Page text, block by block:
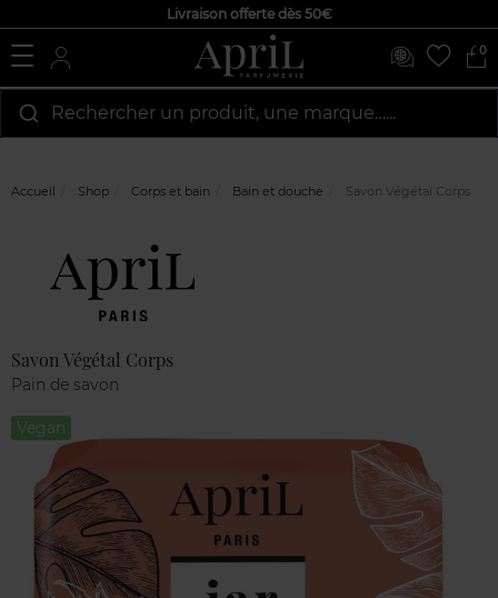
Livraison offerte dès 50€
0
Rechercher un produit, une marque…...
Accueil Shop Corps et bain Bain et douche Savon Végétal Corps
Savon Végétal Corps
Pain de savon
Vegan